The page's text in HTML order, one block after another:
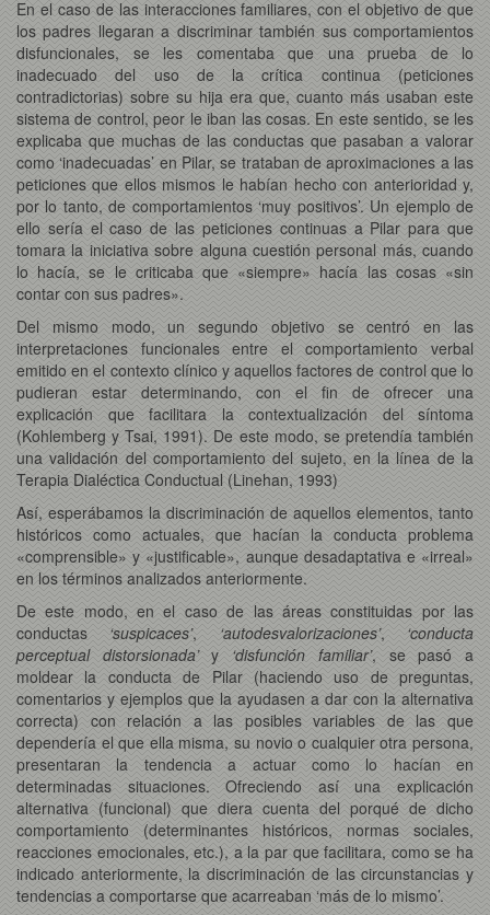
En el caso de las interacciones familiares, con el objetivo de que
los padres llegaran a discriminar también sus comportamientos
disfuncionales, se les comentaba que una prueba de lo
inadecuado del uso de la crítica continua (peticiones
contradictorias) sobre su hija era que, cuanto más usaban este
sistema de control, peor le iban las cosas. En este sentido, se les
explicaba que muchas de las conductas que pasaban a valorar
como ‘inadecuadas’ en Pilar, se trataban de aproximaciones a las
peticiones que ellos mismos le habían hecho con anterioridad y,
por lo tanto, de comportamientos ‘muy positivos’. Un ejemplo de
ello sería el caso de las peticiones continuas a Pilar para que
tomara la iniciativa sobre alguna cuestión personal más, cuando
lo hacía, se le criticaba que «siempre» hacía las cosas «sin
contar con sus padres».
Del mismo modo, un segundo objetivo se centró en las
interpretaciones funcionales entre el comportamiento verbal
emitido en el contexto clínico y aquellos factores de control que lo
pudieran estar determinando, con el fin de ofrecer una
explicación que facilitara la contextualización del síntoma
(Kohlemberg y Tsai, 1991). De este modo, se pretendía también
una validación del comportamiento del sujeto, en la línea de la
Terapia Dialéctica Conductual (Linehan, 1993)
Así, esperábamos la discriminación de aquellos elementos, tanto
históricos como actuales, que hacían la conducta problema
«comprensible» y «justificable», aunque desadaptativa e «irreal»
en los términos analizados anteriormente.
De este modo, en el caso de las áreas constituidas por las
conductas ‘suspicaces’, ‘autodesvalorizaciones’, ‘conducta
perceptual distorsionada’y ‘disfunción familiar’, se pasó a
moldear la conducta de Pilar (haciendo uso de preguntas,
comentarios y ejemplos que la ayudasen a dar con la alternativa
correcta) con relación a las posibles variables de las que
dependería el que ella misma, su novio o cualquier otra persona,
presentaran la tendencia a actuar como lo hacían en
determinadas situaciones. Ofreciendo así una explicación
alternativa (funcional) que diera cuenta del porqué de dicho
comportamiento (determinantes históricos, normas sociales,
reacciones emocionales, etc.), a la par que facilitara, como se ha
indicado anteriormente, la discriminación de las circunstancias y
tendencias a comportarse que acarreaban ‘más de lo mismo’.